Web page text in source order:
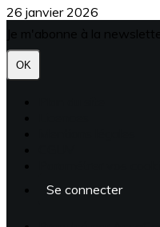
26 janvier 2026
OK
Se connecter